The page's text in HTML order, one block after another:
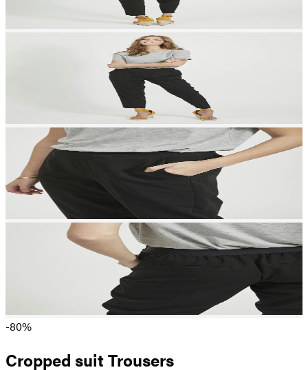
-80%
Cropped suit Trousers